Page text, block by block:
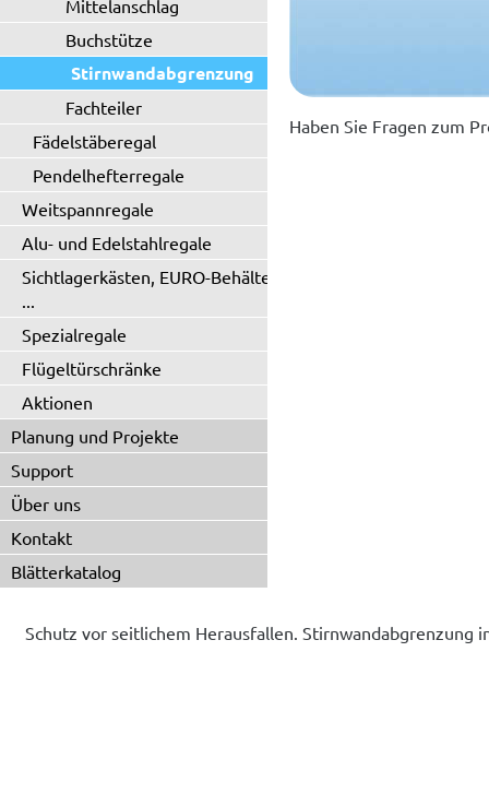
Mittelanschlag
Buchstütze
Stirnwandabgrenzung
Fachteiler
Fädelstäberegal
Pendelhefterregale
Weitspannregale
Alu- und Edelstahlregale
Sichtlagerkästen, EURO-Behälter
...
Spezialregale
Flügeltürschränke
Aktionen
Planung und Projekte
Support
Über uns
Kontakt
Blätterkatalog
Haben Sie Fragen zum
Schutz vor seitlichem Herausfallen. Stirnwandabgrenzung